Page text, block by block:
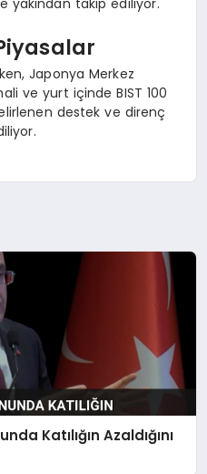
yakından takip ediliyor.
Japonya Merkez
ve yurt içinde BIST 100
destek ve direnç
Katılığın Azaldığını